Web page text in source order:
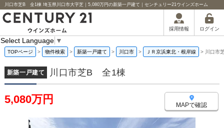
川口市芝B 全1棟 埼玉県川口市大字芝｜5,080万円の新築一戸建て｜センチュリー21ウインズホーム
採用情報 ログイン
Select Language ▼
TOPページ > 物件検索 > 新築一戸建て > 川口市 > ＪＲ京浜東北・根岸線 > 川口市
新築一戸建て 川口市芝B 全1棟
5,080万円 MAPで確認